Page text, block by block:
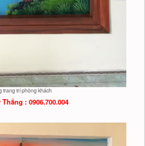
trang trí phòng khách
Thắng : 0906.700.004